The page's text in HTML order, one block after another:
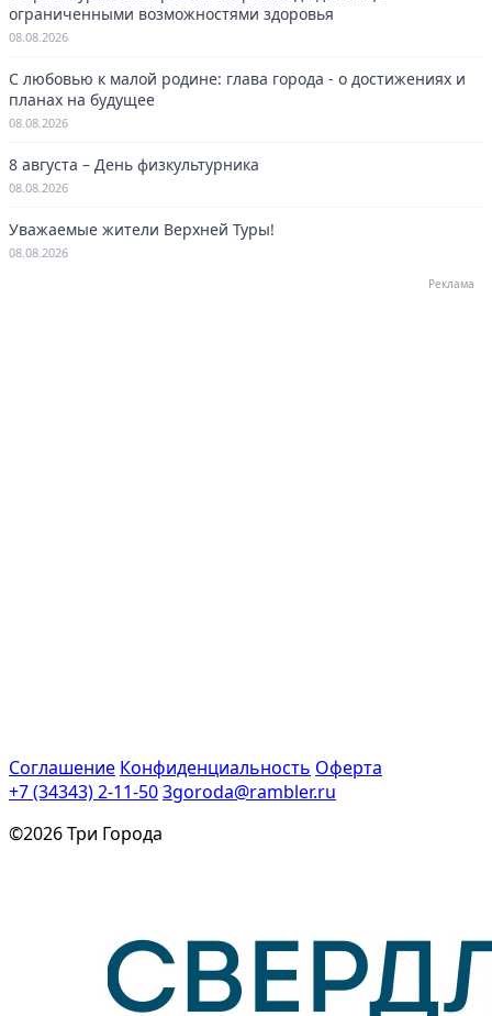
ограниченными возможностями здоровья
08.08.2026
С любовью к малой родине: глава города - о достижениях и
планах на будущее
08.08.2026
8 августа – День физкультурника
08.08.2026
Уважаемые жители Верхней Туры!
08.08.2026
Реклама
Соглашение Конфиденциальность Оферта
+7 (34343) 2-11-503goroda@rambler.ru
©2026 Три Города